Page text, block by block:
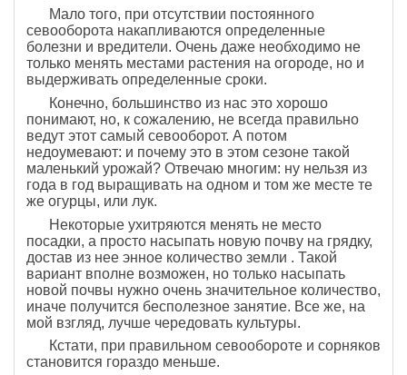
Мало того, при отсутствии постоянного
севооборота накапливаются определенные
болезни и вредители. Очень даже необходимо не
только менять местами растения на огороде, но и
выдерживать определенные сроки.
Конечно, большинство из нас это хорошо
понимают, но, к сожалению, не всегда правильно
ведут этот самый севооборот. А потом
недоумевают: и почему это в этом сезоне такой
маленький урожай? Отвечаю многим: ну нельзя из
года в год выращивать на одном и том же месте те
же огурцы, или лук.
Некоторые ухитряются менять не место
посадки, а просто насыпать новую почву на грядку,
достав из нее энное количество земли . Такой
вариант вполне возможен, но только насыпать
новой почвы нужно очень значительное количество,
иначе получится бесполезное занятие. Все же, на
мой взгляд, лучше чередовать культуры.
Кстати, при правильном севообороте и сорняков
становится гораздо меньше.